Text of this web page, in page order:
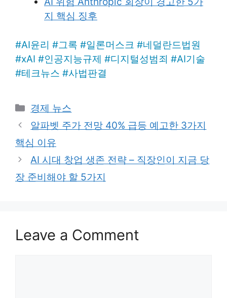
지 핵심 징후
#AI윤리 #그록 #일론머스크 #네덜란드법원
#xAI #인공지능규제 #디지털성범죄 #AI기술
#테크뉴스 #사법판결
Categories
경제 뉴스
알파벳 주가 전망 40% 급등 예고한 3가지
핵심 이유
AI 시대 창업 생존 전략 – 직장인이 지금 당
장 준비해야 할 5가지
Leave a Comment